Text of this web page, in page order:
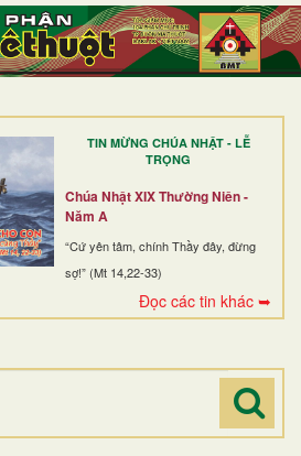
TIN MỪNG CHÚA NHẬT - LỄ
TRỌNG
Chúa Nhật XIX Thường Niên -
Năm A
“Cứ yên tâm, chính Thầy đây, đừng
sợ!” (Mt 14,22-33)
Đọc các tin khác ➥